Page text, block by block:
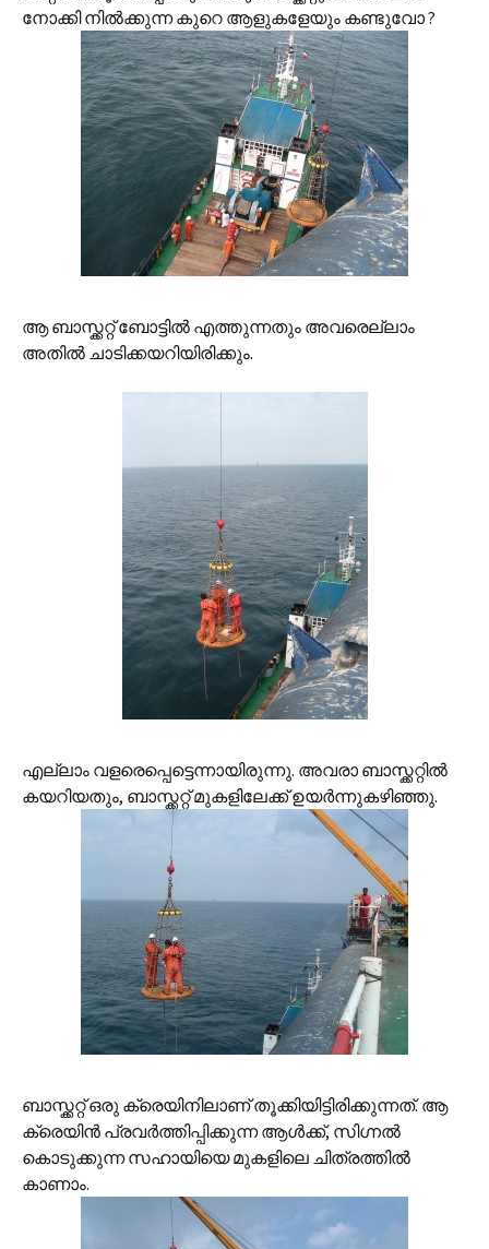
നോക്കി നില്‍ക്കുന്ന കുറെ ആളുകളേയും കണ്ടുവോ ?
ആ ബാസ്ക്കറ്റ് ബോട്ടില്‍ എത്തുന്നതും അവരെല്ലാം
അതില്‍ ചാടിക്കയറിയിരിക്കും.
എല്ലാം വളരെപ്പെട്ടെന്നായിരുന്നു. അവരാ ബാസ്ക്കറ്റില്‍
കയറിയതും, ബാസ്ക്കറ്റ് മുകളിലേക്ക് ഉയര്‍ന്നുകഴിഞ്ഞു.
ബാസ്ക്കറ്റ് ഒരു ക്രെയിനിലാണ് തൂക്കിയിട്ടിരിക്കുന്നത്. ആ
ക്രെയിന്‍ പ്രവര്‍ത്തിപ്പിക്കുന്ന ആള്‍ക്ക്, സിഗ്നല്‍
കൊടുക്കുന്ന സഹായിയെ മുകളിലെ ചിത്രത്തില്‍
കാണാം.